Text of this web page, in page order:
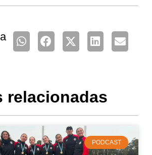
relacionadas
PODCAST